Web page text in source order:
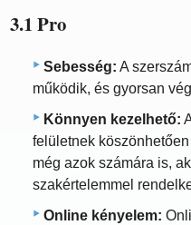
3.1 Pro
Sebesség: A
működik, és gyorsan
Könnyen kezelhető:
felületnek
még azok számára is,
szakértelemmel
Online kényelem: